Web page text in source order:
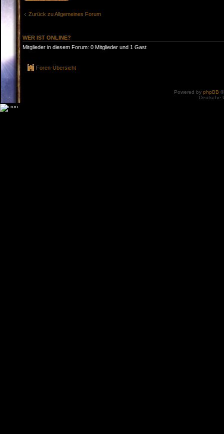
Zurück zu Allgemeines Forum
WER IST ONLINE?
Mitglieder in diesem Forum: 0 Mitglieder und 1 Gast
Foren-Übersicht
Powered by phpBB
Deutsche